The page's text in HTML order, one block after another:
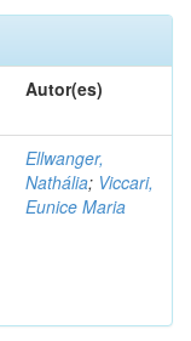
Autor(es)
Ellwanger,
Nathália; Viccari,
Eunice Maria